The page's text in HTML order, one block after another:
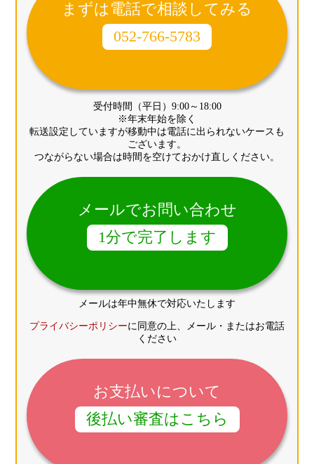
まずは電話で相談してみる
052-766-5783
受付時間（平日）9:00～18:00
※年末年始を除く
転送設定していますが移動中は電話に出られないケースも
ございます。
つながらない場合は時間を空けておかけ直しください。
メールでお問い合わせ
1分で完了します
メールは年中無休で対応いたします
プライバシーポリシーに同意の上、メール・またはお電話
ください
お支払いについて
後払い審査はこちら